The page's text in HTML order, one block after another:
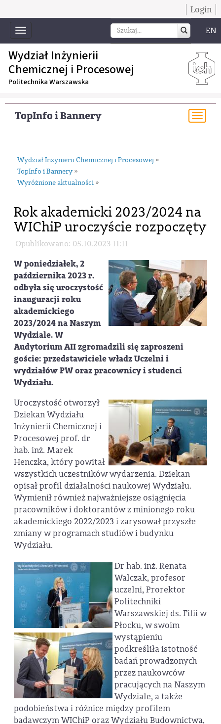
Login
Toggle
navigation
EN
Wydział Inżynierii
Chemicznej i Procesowej
Politechnika Warszawska
TopInfo i Bannery
Wydział Inżynierii Chemicznej i Procesowej »
TopInfo i Bannery »
Wyróżnione aktualności »
Rok akademicki 2023/2024 na
WIChiP uroczyście rozpoczęty
Opublikowano: 05.10.2023 11:11
W poniedziałek, 2
października 2023 r.
odbyła się uroczystość
inauguracji roku
akademickiego
2023/2024 na Naszym
Wydziale. W
Audytorium AII zgromadzili się zaproszeni
goście: przedstawiciele władz Uczelni i
wydziałów PW oraz pracownicy i studenci
Wydziału.
Uroczystość otworzył
Dziekan Wydziału
Inżynierii Chemicznej i
Procesowej prof. dr
hab. inż. Marek
Henczka, który powitał
wszystkich uczestników wydarzenia. Dziekan
opisał profil działalności naukowej Wydziału.
Wymienił również najważniejsze osiągnięcia
pracowników i doktorantów z minionego roku
akademickiego 2022/2023 i zarysował przyszłe
zmiany w programach studiów i budynku
Wydziału.
Dr hab. inż. Renata
Walczak, profesor
uczelni, Prorektor
Politechniki
Warszawskiej ds. Filii w
Płocku, w swoim
wystąpieniu
podkreśliła istotność
badań prowadzonych
przez naukowców
pracujących na Naszym
Wydziale, a także
podobieństwa i różnice między profilem
badawczym WIChiP oraz Wydziału Budownictwa,